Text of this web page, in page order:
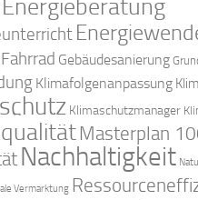
Energieberatung
Fahrrad Gebäudesanierung
Klimafolgenanpassung
Klimaschutzmanager
Masterplan
Nachhaltigkeit
Vermarktung